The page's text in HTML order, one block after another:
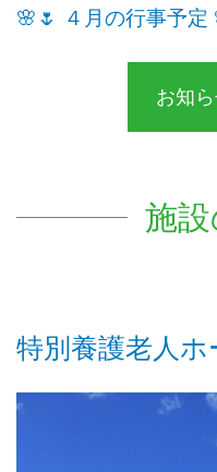
🌸🌷 ４月の行事予定
お知
施
特別養護老人ホ